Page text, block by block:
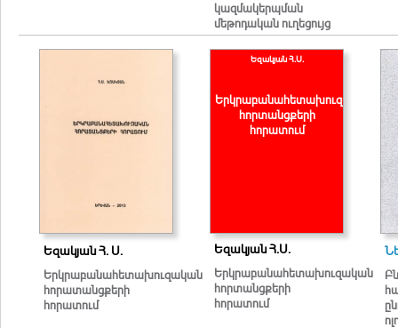
կազմակերպման
մեթոդական ուղեցույց
Եզակյան Հ. Ս.
Երկրաբանահետախուզական
հորատանցքերի
հորատում
Եզակյան Հ.Ս.
Երկրաբանահետախուզական
հորտանցքերի
հորատում
Եզակյան Հ.Ս.
Երկրաբանահետախուզական
հորտանցքերի
հորատում